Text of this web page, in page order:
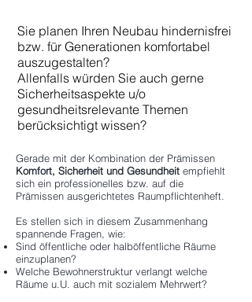
Sie planen Ihren Neubau hindernisfrei
bzw. für Generationen komfortabel
auszugestalten?
Allenfalls würden Sie auch gerne
Sicherheitsaspekte u/o
gesundheitsrelevante Themen
berücksichtigt wissen?
Gerade mit der Kombination der Prämissen
Komfort, Sicherheit und Gesundheit empfiehlt
sich ein professionelles bzw. auf die
Prämissen ausgerichtetes Raumpflichtenheft.
Es stellen sich in diesem Zusammenhang
spannende Fragen, wie:
Sind öffentliche oder halböffentliche Räume
einzuplanen?
Welche Bewohnerstruktur verlangt welche
Räume u.U. auch mit sozialem Mehrwert?